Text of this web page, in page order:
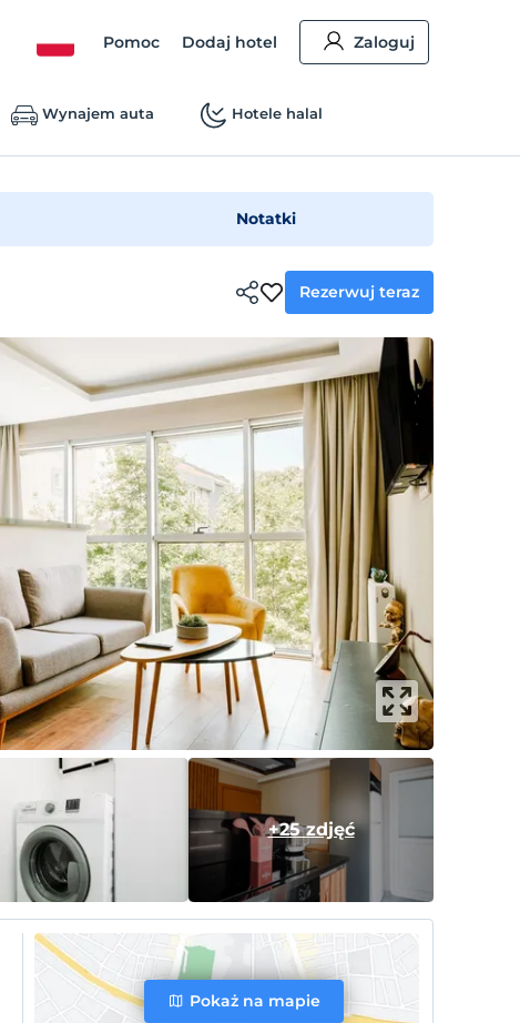
Pomoc Dodaj hotel Zaloguj
Wynajem auta Hotele halal
Notatki
Rezerwuj teraz
+25 zdjęć
Pokaż na mapie